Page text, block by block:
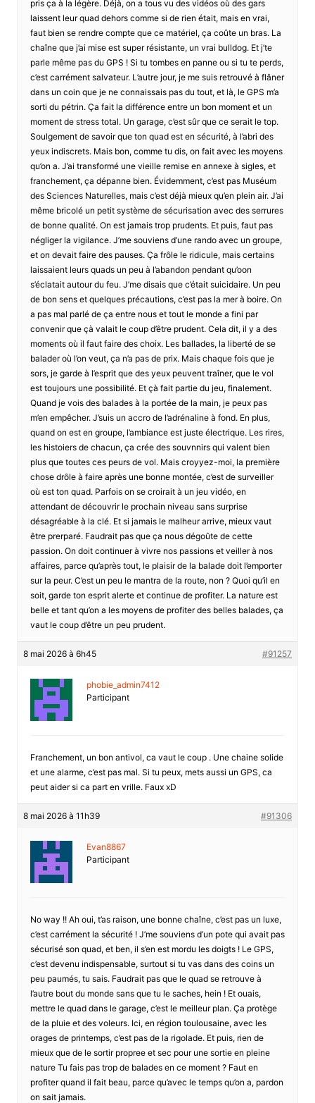
pris ça à la légère. Déjà, on a tous vu des vidéos où des gars
laissent leur quad dehors comme si de rien était, mais en vrai,
faut bien se rendre compte que ce matériel, ça coûte un bras. La
chaîne que j’ai mise est super résistante, un vrai bulldog. Et j’te
parle même pas du GPS ! Si tu tombes en panne ou si tu te perds,
c’est carrément salvateur. L’autre jour, je me suis retrouvé à flâner
dans un coin que je ne connaissais pas du tout, et là, le GPS m’a
sorti du pétrin. Ça fait la différence entre un bon moment et un
moment de stress total. Un garage, c’est sûr que ce serait le top.
Soulgement de savoir que ton quad est en sécurité, à l’abri des
yeux indiscrets. Mais bon, comme tu dis, on fait avec les moyens
qu’on a. J’ai transformé une vieille remise en annexe à sigles, et
franchement, ça dépanne bien. Évidemment, c’est pas Muséum
des Sciences Naturelles, mais c’est déjà mieux qu’en plein air. J’ai
même bricolé un petit système de sécurisation avec des serrures
de bonne qualité. On est jamais trop prudents. Et puis, faut pas
négliger la vigilance. J’me souviens d’une rando avec un groupe,
et on devait faire des pauses. Ça frôle le ridicule, mais certains
laissaient leurs quads un peu à l’abandon pendant qu’oon
s’éclatait autour du feu. J’me disais que c’était suicidaire. Un peu
de bon sens et quelques précautions, c’est pas la mer à boire. On
a pas mal parlé de ça entre nous et tout le monde a fini par
convenir que çà valait le coup d’être prudent. Cela dit, il y a des
moments où il faut faire des choix. Les ballades, la liberté de se
balader où l’on veut, ça n’a pas de prix. Mais chaque fois que je
sors, je garde à l’esprit que des yeux peuvent traîner, que le vol
est toujours une possibilité. Et çà fait partie du jeu, finalement.
Quand je vois des balades à la portée de la main, je peux pas
m’en empêcher. J’suis un accro de l’adrénaline à fond. En plus,
quand on est en groupe, l’ambiance est juste électrique. Les rires,
les histoiers de chacun, ça crée des souvnnirs qui valent bien
plus que toutes ces peurs de vol. Mais croyyez-moi, la première
chose drôle à faire après une bonne montée, c’est de surveiller
où est ton quad. Parfois on se croirait à un jeu vidéo, en
attendant de découvrir le prochain niveau sans surprise
désagréable à la clé. Et si jamais le malheur arrive, mieux vaut
être prerparé. Faudrait pas que ça nous dégoûte de cette
passion. On doit continuer à vivre nos passions et veiller à nos
affaires, parce qu’après tout, le plaisir de la balade doit l’emporter
sur la peur. C’est un peu le mantra de la route, non ? Quoi qu’il en
soit, garde ton esprit alerte et continue de profiter. La nature est
belle et tant qu’on a les moyens de profiter des belles balades, ça
vaut le coup d’être un peu prudent.
8 mai 2026 à 6h45 #91257
phobie_admin7412
Participant
Franchement, un bon antivol, ca vaut le coup . Une chaine solide
et une alarme, c’est pas mal. Si tu peux, mets aussi un GPS, ca
peut aider si ca part en vrille. Faux xD
8 mai 2026 à 11h39 #91306
Evan8867
Participant
No way !! Ah oui, t’as raison, une bonne chaîne, c’est pas un luxe,
c’est carrément la sécurité ! J’me souviens d’un pote qui avait pas
sécurisé son quad, et ben, il s’en est mordu les doigts ! Le GPS,
c’est devenu indispensable, surtout si tu vas dans des coins un
peu paumés, tu sais. Faudrait pas que le quad se retrouve à
l’autre bout du monde sans que tu le saches, hein ! Et ouais,
mettre le quad dans le garage, c’est le meilleur plan. Ça protège
de la pluie et des voleurs. Ici, en région toulousaine, avec les
orages de printemps, c’est pas de la rigolade. Et puis, rien de
mieux que de le sortir propree et sec pour une sortie en pleine
nature Tu fais pas trop de balades en ce moment ? Faut en
profiter quand il fait beau, parce qu’avec le temps qu’on a, pardon
on sait jamais.